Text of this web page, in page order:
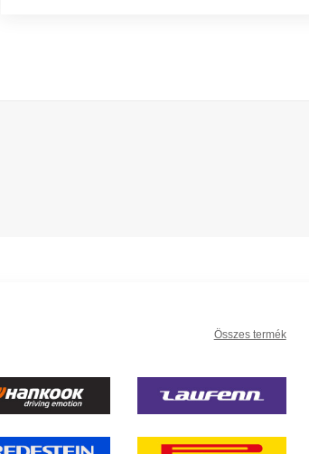
Összes termék